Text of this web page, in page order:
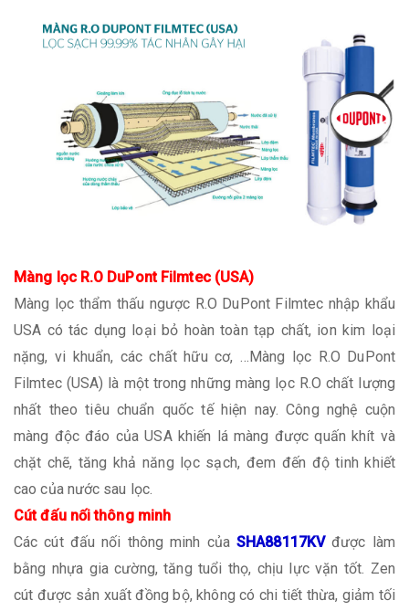
Màng lọc R.O DuPont Filmtec (USA)
Màng lọc thẩm thấu ngược R.O DuPont Filmtec nhập khẩu
USA có tác dụng loại bỏ hoàn toàn tạp chất, ion kim loại
nặng, vi khuẩn, các chất hữu cơ, …Màng lọc R.O DuPont
Filmtec (USA) là một trong những màng lọc R.O chất lượng
nhất theo tiêu chuẩn quốc tế hiện nay. Công nghệ cuộn
màng độc đáo của USA khiến lá màng được quấn khít và
chặt chẽ, tăng khả năng lọc sạch, đem đến độ tinh khiết
cao của nước sau lọc.
Cút đấu nối thông minh
Các cút đấu nối thông minh củaSHA88117KVđược làm
bằng nhựa gia cường, tăng tuổi thọ, chịu lực vặn tốt. Zen
cút được sản xuất đồng bộ, không có chi tiết thừa, giảm tối